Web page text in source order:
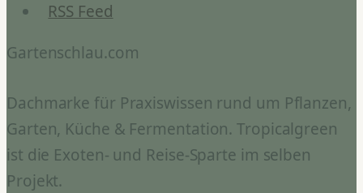
RSS Feed
Gartenschlau.com
Dachmarke für Praxiswissen rund um Pflanzen,
Garten, Küche & Fermentation. Tropicalgreen
ist die Exoten- und Reise-Sparte im selben
Projekt.